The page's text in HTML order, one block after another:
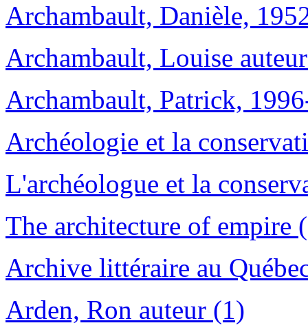
Archambault, Danièle,
Archambault, Louise
Archambault, Patrick,
Archéologie et la
L'archéologue et la
The architecture of empire
Archive littéraire au
Arden, Ron auteur (1)